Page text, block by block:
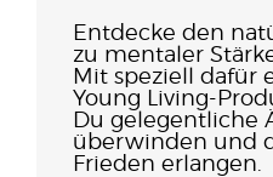
Entdecke den
zu mentaler
Mit speziell dafür
Young Living-
Du gelegentliche
überwinden und
Frieden erlangen.